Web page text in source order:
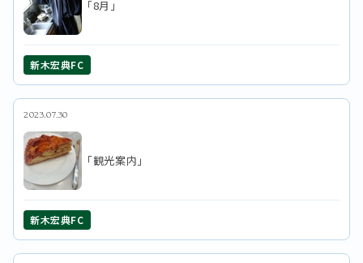
「8月」
新木宏典FC
2023.07.30
「観光案内」
新木宏典FC